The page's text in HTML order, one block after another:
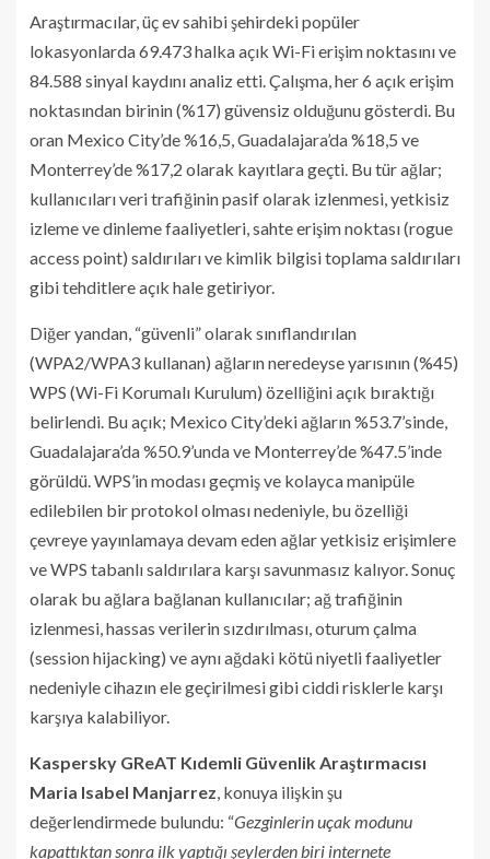
Araştırmacılar, üç ev sahibi şehirdeki popüler
lokasyonlarda 69.473 halka açık Wi-Fi erişim noktasını ve
84.588 sinyal kaydını analiz etti. Çalışma, her 6 açık erişim
noktasından birinin (%17) güvensiz olduğunu gösterdi. Bu
oran Mexico City’de %16,5, Guadalajara’da %18,5 ve
Monterrey’de %17,2 olarak kayıtlara geçti. Bu tür ağlar;
kullanıcıları veri trafiğinin pasif olarak izlenmesi, yetkisiz
izleme ve dinleme faaliyetleri, sahte erişim noktası (rogue
access point) saldırıları ve kimlik bilgisi toplama saldırıları
gibi tehditlere açık hale getiriyor.
Diğer yandan, “güvenli” olarak sınıflandırılan
(WPA2/WPA3 kullanan) ağların neredeyse yarısının (%45)
WPS (Wi-Fi Korumalı Kurulum) özelliğini açık bıraktığı
belirlendi. Bu açık; Mexico City’deki ağların %53.7’sinde,
Guadalajara’da %50.9’unda ve Monterrey’de %47.5’inde
görüldü. WPS’in modası geçmiş ve kolayca manipüle
edilebilen bir protokol olması nedeniyle, bu özelliği
çevreye yayınlamaya devam eden ağlar yetkisiz erişimlere
ve WPS tabanlı saldırılara karşı savunmasız kalıyor. Sonuç
olarak bu ağlara bağlanan kullanıcılar; ağ trafiğinin
izlenmesi, hassas verilerin sızdırılması, oturum çalma
(session hijacking) ve aynı ağdaki kötü niyetli faaliyetler
nedeniyle cihazın ele geçirilmesi gibi ciddi risklerle karşı
karşıya kalabiliyor.
Kaspersky GReAT Kıdemli Güvenlik Araştırmacısı
Maria Isabel Manjarrez, konuya ilişkin şu
değerlendirmede bulundu: “Gezginlerin uçak modunu
kapattıktan sonra ilk yaptığı şeylerden biri internete